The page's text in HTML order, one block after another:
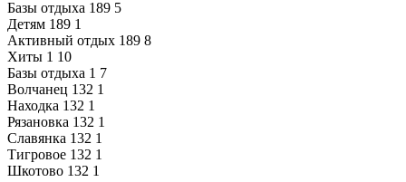
Базы отдыха 189 5
Детям 189 1
Активный отдых 189 8
Хиты 1 10
Базы отдыха 1 7
Волчанец 132 1
Находка 132 1
Рязановка 132 1
Славянка 132 1
Тигровое 132 1
Шкотово 132 1